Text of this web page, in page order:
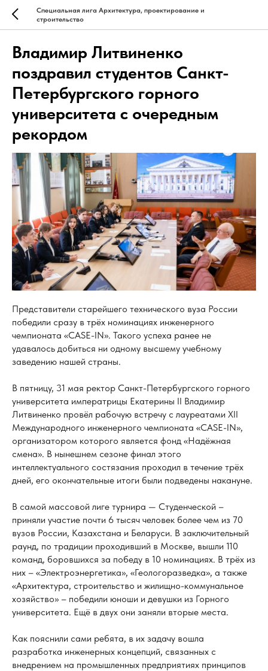
Специальная лига Архитектура, проектирование и
строительство
Владимир Литвиненко
поздравил студентов Санкт-
Петербургского горного
университета с очередным
рекордом
Представители старейшего технического вуза России
победили сразу в трёх номинациях инженерного
чемпионата «CASE-IN». Такого успеха ранее не
удавалось добиться ни одному высшему учебному
заведению нашей страны.
В пятницу, 31 мая ректор Санкт-Петербургского горного
университета императрицы Екатерины II Владимир
Литвиненко провёл рабочую встречу с лауреатами XII
Международного инженерного чемпионата «CASE-IN»,
организатором которого является фонд «Надёжная
смена». В нынешнем сезоне финал этого
интеллектуального состязания проходил в течение трёх
дней, его окончательные итоги были подведены накануне.
В самой массовой лиге турнира — Студенческой –
приняли участие почти 6 тысяч человек более чем из 70
вузов России, Казахстана и Беларуси. В заключительный
раунд, по традиции проходивший в Москве, вышли 110
команд, боровшихся за победу в 10 номинациях. В трёх из
них – «Электроэнергетика», «Геологоразведка», а также
«Архитектура, строительство и жилищно-коммунальное
хозяйство» – победили юноши и девушки из Горного
университета. Ещё в двух они заняли вторые места.
Как пояснили сами ребята, в их задачу вошла
разработка инженерных концепций, связанных с
внедрением на промышленных предприятиях принципов